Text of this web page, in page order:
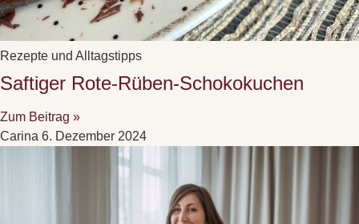
Rezepte und Alltagstipps
Saftiger Rote-Rüben-Schokokuchen
Zum Beitrag »
Carina 6. Dezember 2024